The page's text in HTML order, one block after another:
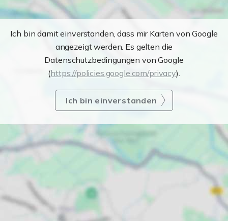
Ich bin damit einverstanden, dass mir Karten von Google
angezeigt werden. Es gelten die
Datenschutzbedingungen von Google
(https://policies.google.com/privacy).
Ich bin einverstanden